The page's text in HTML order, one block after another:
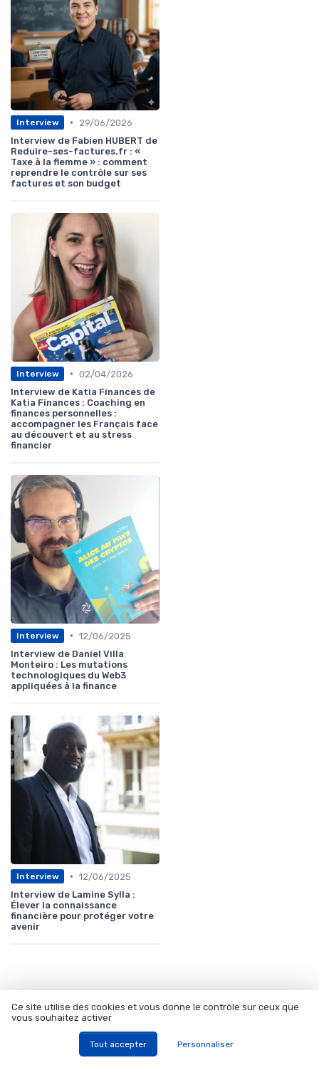
Interview •
29/06/2026
Interview de Fabien HUBERT de
Reduire-ses-factures.fr : «
Taxe à la flemme » : comment
reprendre le contrôle sur ses
factures et son budget
Interview • 02/04/2026
Interview de Katia Finances de
Katia Finances : Coaching en
finances personnelles :
accompagner les Français face
au découvert et au stress
financier
Interview • 12/06/2025
Interview de Daniel Villa
Monteiro : Les mutations
technologiques du Web3
appliquées à la finance
Interview • 12/06/2025
Interview de Lamine Sylla :
Élever la connaissance
financière pour protéger votre
avenir
Les articles par date
Ce site utilise des cookies et vous donne le contrôle sur ceux que
vous souhaitez activer
Tout accepter Personnaliser